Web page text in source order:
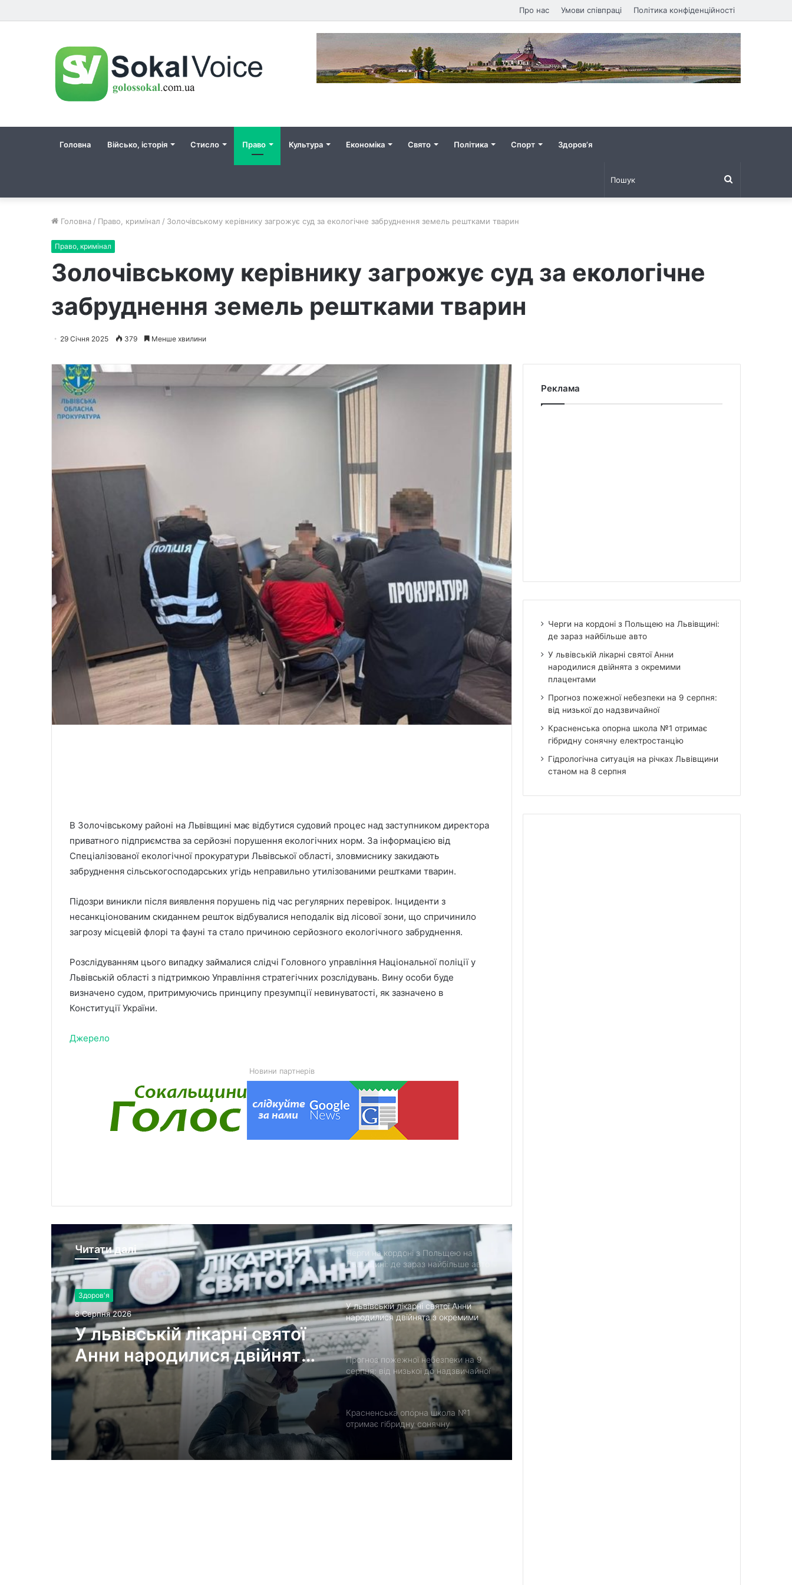
Про нас Умови співпраці Політика конфіденційності
Головна Військо, історія Стисло Право Культура Економіка Свято Політика Спорт Здоров’я
Головна / Право, кримінал / Золочівському керівнику загрожує суд за екологічне забруднення земель рештками тварин
Право, кримінал
Золочівському керівнику загрожує суд за екологічне
забруднення земель рештками тварин
29 Січня 2025 379 Менше хвилини
В Золочівському районі на Львівщині має відбутися судовий процес над заступником директора
приватного підприємства за серйозні порушення екологічних норм. За інформацією від
Спеціалізованої екологічної прокуратури Львівської області, зловмиснику закидають
забруднення сільськогосподарських угідь неправильно утилізованими рештками тварин.
Підозри виникли після виявлення порушень під час регулярних перевірок. Інциденти з
несанкціонованим скиданнем решток відбувалися неподалік від лісової зони, що спричинило
загрозу місцевій флорі та фауні та стало причиною серйозного екологічного забруднення.
Розслідуванням цього випадку займалися слідчі Головного управління Національної поліції у
Львівській області з підтримкою Управління стратегічних розслідувань. Вину особи буде
визначено судом, притримуючись принципу презумпції невинуватості, як зазначено в
Конституції України.
Джерело
Новини партнерів
Читати далі
Здоров'я
8 Серпня 2026
У львівській лікарні святої
Анни народилися двійнята
з окремими плацентами
У львівській лікарні святої Анни
народилися двійнята з окремими
Красненська опорна школа №1
отримає гібридну сонячну
електростанцію
Черги на кордоні з Польщею на
Львівщині: де зараз найбільше авто
У львівській лікарні святої Анни
народилися двійнята з окремими
плацентами
Прогноз пожежної небезпеки на 9
серпня: від низької до надзвичайної
Красненська опорна школа №1
отримає гібридну сонячну
електростанцію
Реклама
Черги на кордоні з Польщею на Львівщині:
де зараз найбільше авто
У львівській лікарні святої Анни
народилися двійнята з окремими
плацентами
Прогноз пожежної небезпеки на 9 серпня:
від низької до надзвичайної
Красненська опорна школа №1 отримає
гібридну сонячну електростанцію
Гідрологічна ситуація на річках Львівщини
станом на 8 серпня